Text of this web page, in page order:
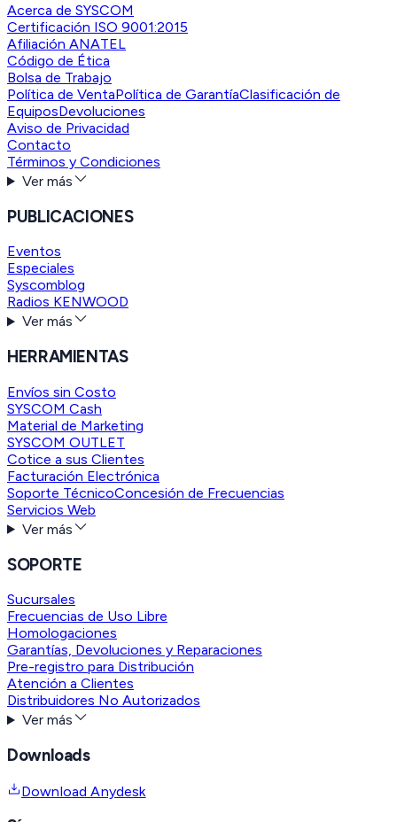
Acerca de SYSCOM
Certificación ISO 9001:2015
Afiliación ANATEL
Código de Ética
Bolsa de Trabajo
Política de VentaPolítica de GarantíaClasificación de
EquiposDevoluciones
Aviso de Privacidad
Contacto
Términos y Condiciones
Ver más
PUBLICACIONES
Eventos
Especiales
Syscomblog
Radios KENWOOD
Ver más
HERRAMIENTAS
Envíos sin Costo
SYSCOM Cash
Material de Marketing
SYSCOM OUTLET
Cotice a sus Clientes
Facturación Electrónica
Soporte TécnicoConcesión de Frecuencias
Servicios Web
Ver más
SOPORTE
Sucursales
Frecuencias de Uso Libre
Homologaciones
Garantías, Devoluciones y Reparaciones
Pre-registro para Distribución
Atención a Clientes
Distribuidores No Autorizados
Ver más
Downloads
Download Anydesk